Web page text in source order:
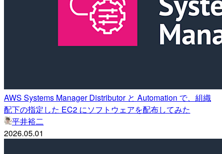
AWS Systems Manager Distributor と Automation で、組織
配下の指定した EC2 にソフトウェアを配布してみた
平井裕二
2026.05.01